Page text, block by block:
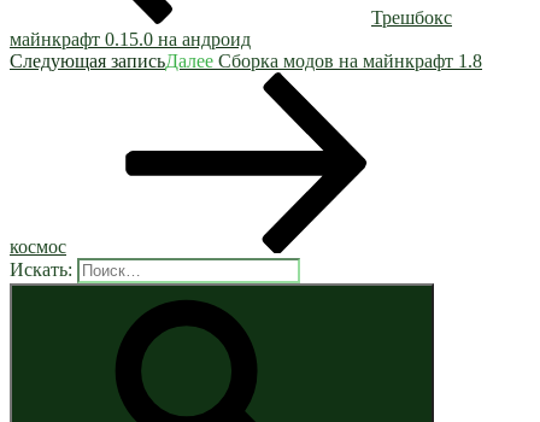
Трешбокс
майнкрафт 0.15.0 на андроид
Следующая записьДалее Сборка модов на майнкрафт 1.8
космос
Искать: